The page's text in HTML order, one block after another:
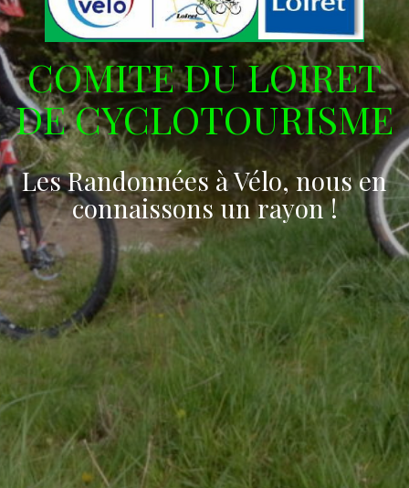
COMITE DU LOIRET
DE CYCLOTOURISME
Les Randonnées à Vélo, nous en
connaissons un rayon !